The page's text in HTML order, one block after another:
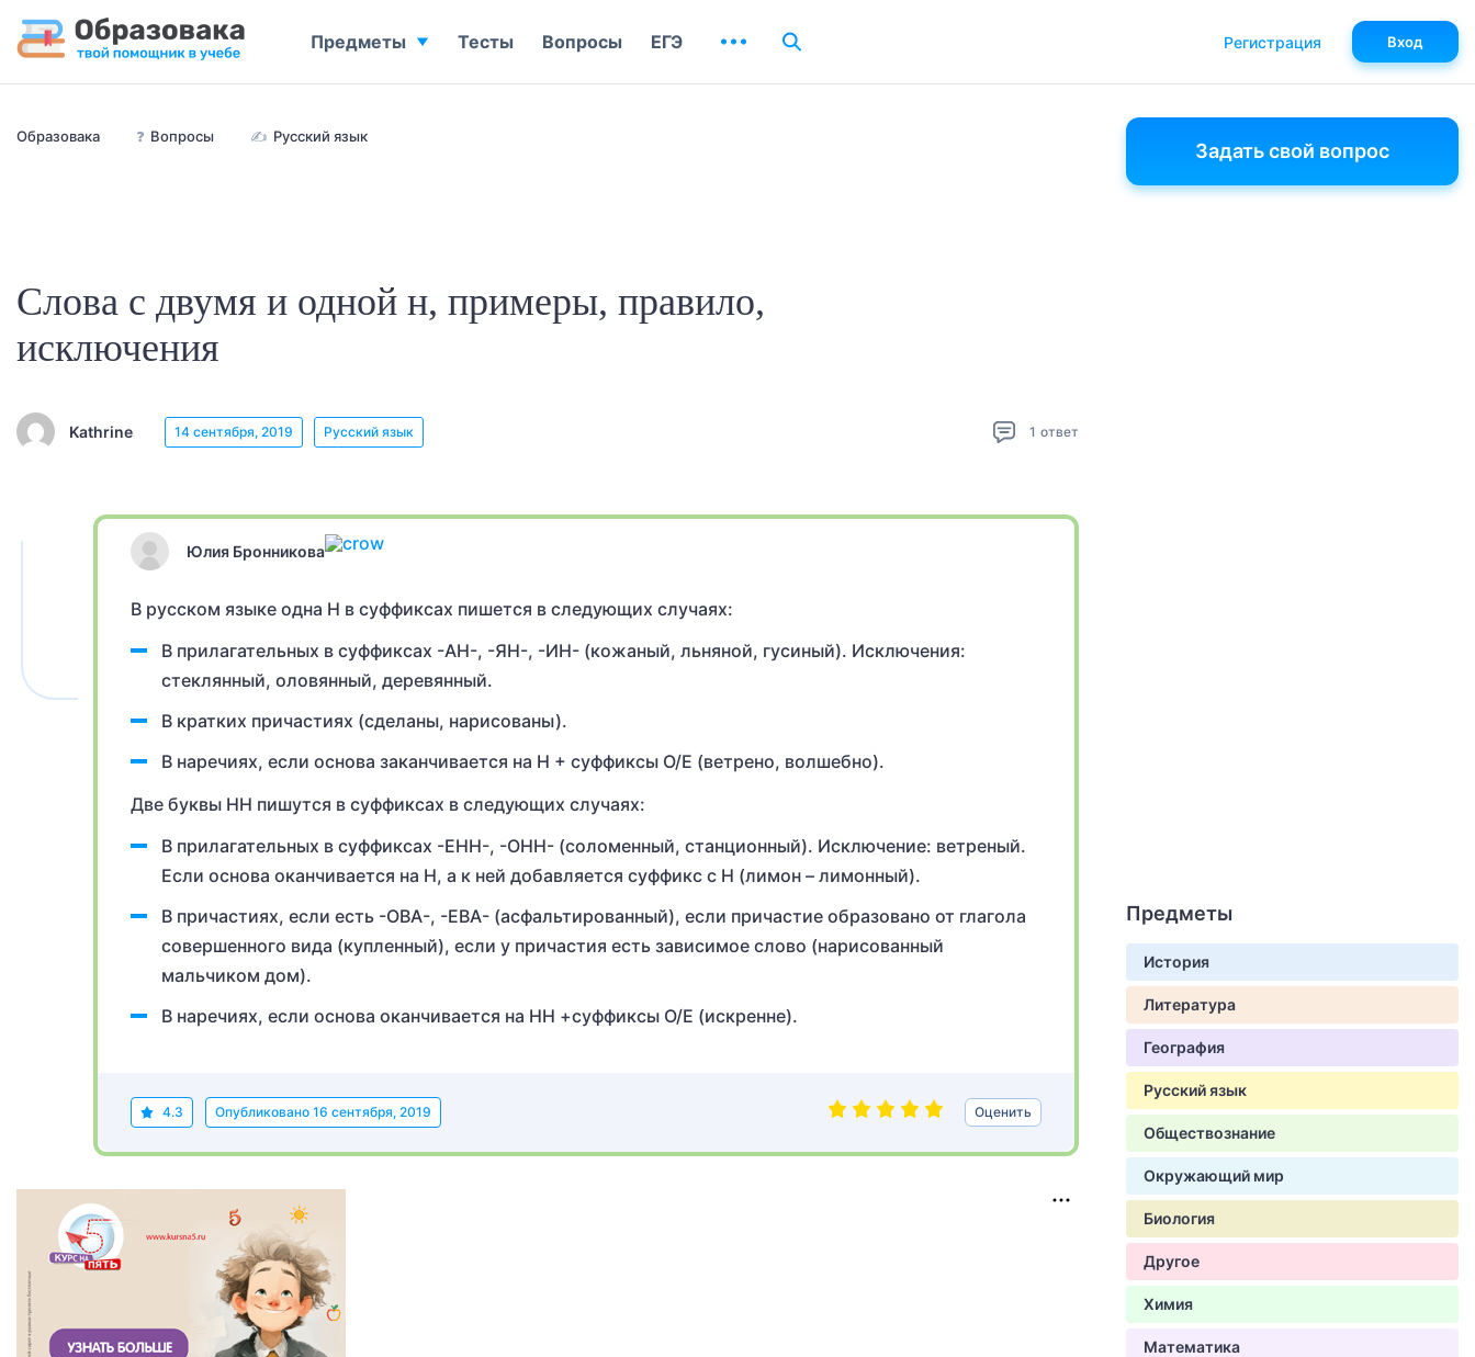
Образовака ❓ Вопросы ✍ Русский язык
Слова с двумя и одной н, примеры, правило,
исключения
Kathrine 14 сентября, 2019 Русский язык 1 ответ
Юлия Бронникова
В русском языке одна Н в суффиксах пишется в следующих случаях:
В прилагательных в суффиксах -АН-, -ЯН-, -ИН- (кожаный, льняной, гусиный). Исключения:
стеклянный, оловянный, деревянный.
В кратких причастиях (сделаны, нарисованы).
В наречиях, если основа заканчивается на Н + суффиксы О/Е (ветрено, волшебно).
Две буквы НН пишутся в суффиксах в следующих случаях:
В прилагательных в суффиксах -ЕНН-, -ОНН- (соломенный, станционный). Исключение: ветреный.
Если основа оканчивается на Н, а к ней добавляется суффикс с Н (лимон – лимонный).
В причастиях, если есть -ОВА-, -ЕВА- (асфальтированный), если причастие образовано от глагола
совершенного вида (купленный), если у причастия есть зависимое слово (нарисованный
мальчиком дом).
В наречиях, если основа оканчивается на НН +суффиксы О/Е (искренне).
4.3 Опубликовано 16 сентября, 2019 Оценить
Задать свой вопрос
Предметы
История
Литература
География
Русский язык
Обществознание
Окружающий мир
Биология
Другое
Химия
Математика
Предметы Тесты Вопросы ЕГЭ Регистрация Вход